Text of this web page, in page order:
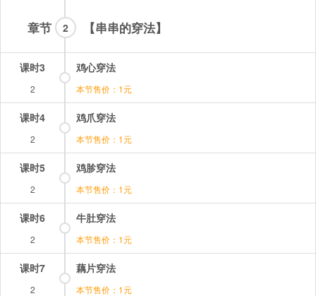
章节 【串串的穿法】
2
课时3
2
鸡心穿法
本节售价：1元
课时4
2
鸡爪穿法
本节售价：1元
课时5
2
鸡胗穿法
本节售价：1元
课时6
2
牛肚穿法
本节售价：1元
课时7
2
藕片穿法
本节售价：1元